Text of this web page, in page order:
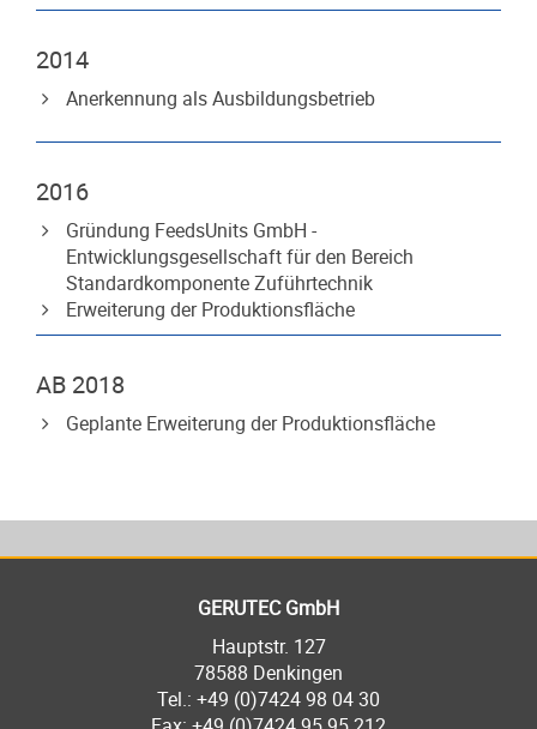
2014
Anerkennung als Ausbildungsbetrieb
2016
Gründung FeedsUnits GmbH -
Entwicklungsgesellschaft für den Bereich
Standardkomponente Zuführtechnik
Erweiterung der Produktionsfläche
AB 2018
Geplante Erweiterung der Produktionsfläche
GERUTEC GmbH
Hauptstr. 127
78588 Denkingen
Tel.: +49 (0)7424 98 04 30